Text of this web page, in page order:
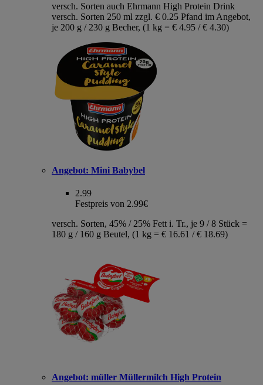
versch. Sorten auch Ehrmann High Protein Drink
versch. Sorten 250 ml zzgl. € 0.25 Pfand im Angebot,
je 200 g / 230 g Becher, (1 kg = € 4.95 / € 4.30)
Angebot: Mini Babybel
2.99
Festpreis von 2.99€
versch. Sorten, 45% / 25% Fett i. Tr., je 9 / 8 Stück =
180 g / 160 g Beutel, (1 kg = € 16.61 / € 18.69)
Angebot: müller Müllermilch High Protein